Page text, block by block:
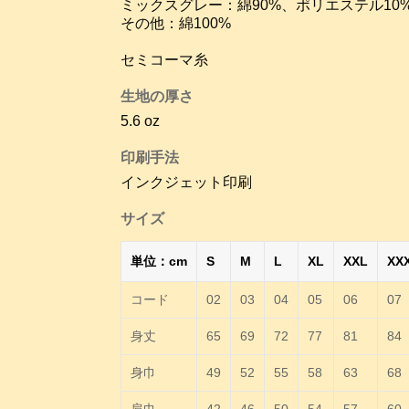
ミックスグレー：綿90%、ポリエステル
その他：綿100%
セミコーマ糸
生地の厚さ
5.6 oz
印刷手法
インクジェット印刷
サイズ
単位：cm S M L XL XXL
コード 02 03 04 05 06 07
身丈 65 69 72 77 81 84
身巾 49 52 55 58 63 68